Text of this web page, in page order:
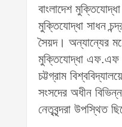
বাংলাদেশ
মুক্তিযোদ্ধা সাধন
সৈয়দ। অন্যান্যের
মুক্তিযোদ্ধা এফ.এফ
চট্টগ্রাম
সংসদের অধীন
নেতৃবৃন্দরা উপস্থিত